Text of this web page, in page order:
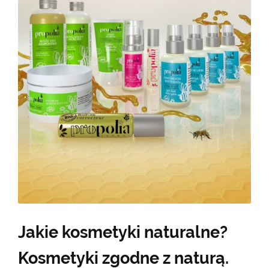
Jakie kosmetyki naturalne?
Kosmetyki zgodne z naturą.